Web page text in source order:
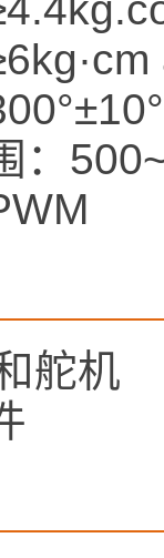
：
和
附